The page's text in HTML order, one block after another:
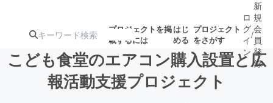
プロジェクトを掲
載するには
はじ
める
プロジェクト
をさがす
ロ
グ
イ
ン
/
新
規
会
員
登
録
こども食堂のエアコン購入設置と広
報活動支援プロジェクト